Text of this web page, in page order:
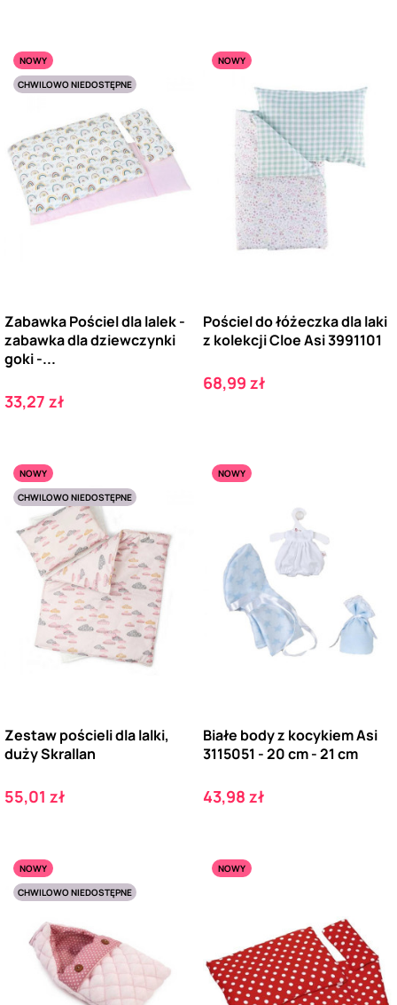
NOWY
CHWILOWO NIEDOSTĘPNE
Zabawka Pościel dla lalek -
zabawka dla dziewczynki
goki -...
Cena
33,27 zł
NOWY
Pościel do łóżeczka dla laki
z kolekcji Cloe Asi 3991101
Cena
68,99 zł
NOWY
CHWILOWO NIEDOSTĘPNE
Zestaw pościeli dla lalki,
duży Skrallan
Cena
55,01 zł
NOWY
Białe body z kocykiem Asi
3115051 - 20 cm - 21 cm
Cena
43,98 zł
NOWY
CHWILOWO NIEDOSTĘPNE
NOWY